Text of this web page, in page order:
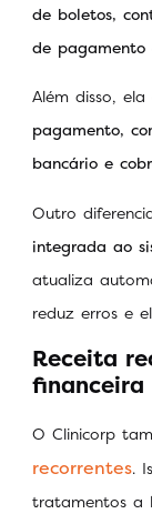
de boletos,
de
Além disso, ela
pagamento,
bancário e
Outro
integrada ao
atualiza
reduz erros e
Receita
financeira
O Clinicorp
recorrentes.
tratamentos a